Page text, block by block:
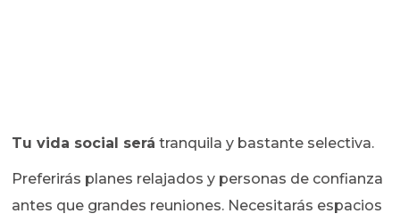
Tu vida social será tranquila y bastante selectiva.
Preferirás planes relajados y personas de confianza
antes que grandes reuniones. Necesitarás espacios